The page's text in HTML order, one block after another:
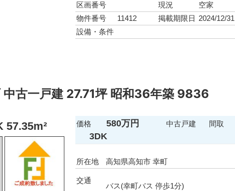
区画番号
現況
空家
物件番号
11412 掲載期限日
2024/12/31
設備・条件
中古一戸建 27.71坪 昭和36年築 9836
57.35m² 価格 580万円 中古戸建 間取
3DK
所在地 高知県高知市 幸町
交通
バス(幸町バス 停歩1分)